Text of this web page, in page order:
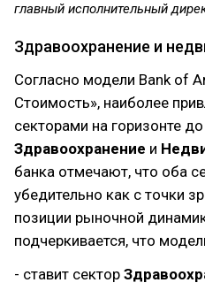
главный исполнительный
Здравоохранение и
Согласно модели Bank of
Стоимость», наиболее
секторами на горизонте
Здравоохранение и
банка отмечают, что оба
убедительно как с точки
позиции рыночной
подчеркивается, что
- ставит сектор